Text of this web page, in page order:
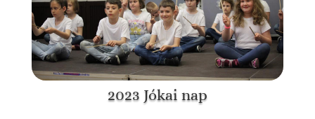
2023 Jókai nap